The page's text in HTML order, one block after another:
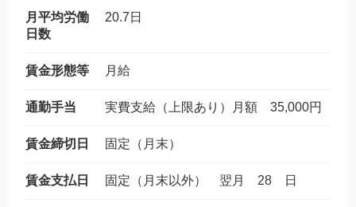
月平均労働
日数
20.7日
賃金形態等 月給
通勤手当 実費支給（上限あり）月額 35,000円
賃金締切日 固定（月末）
賃金支払日 固定（月末以外） 翌月 28 日